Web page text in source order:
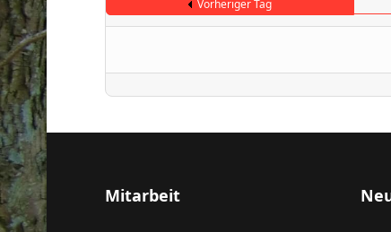
Vorheriger Tag
Mitarbeit
anzeigen